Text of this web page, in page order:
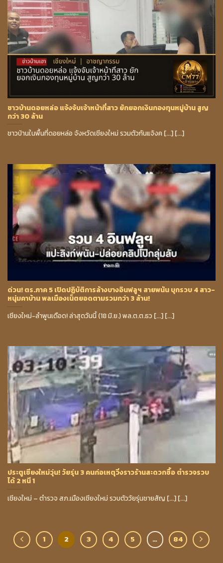
ชาวบ้านดอยหล่อ แจ้งจับเจ้าหน้าที่สาว ยักยอกเงินกองทุนหมู่บ้าน สูญ
กว่า 30 ล้าน
ชาวบ้านในพื้นที่ดอยหล่อ จังหวัดเชียงใหม่ รวมตัวกันแจ้งค [...] [...]
ด่วน! ตร.ภาค 5 เปิดปฏิบัติการล้างบางอินฟลูฯ สายพนัน บุกรวบ 4 สาว-
หนุ่มคาบ้าน พลเมืองเน็ตยอดตามรวมกว่า 3 ล้าน!
เชียงใหม่-ลำพูนเดือด! ล่าสุดวันนี้ (18 มิ.ย.) พล.ต.ต.ธว [...] [...]
ประตูเชียงใหม่วุ่น! วัยรุ่น 3 คนก่อเหตุวิ่งราวร้านสะดวกซื้อ ตำรวจรวบ
ได้ 2 หนี 1
เชียงใหม่ – ตำรวจ สภ.เมืองเชียงใหม่ รวบตัววัยรุ่นชายสัญ [...] [...]
1 2 3 4 5 … 84